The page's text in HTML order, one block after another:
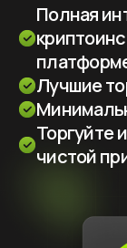
Полная
Лучшие
Торгуйте
чистой